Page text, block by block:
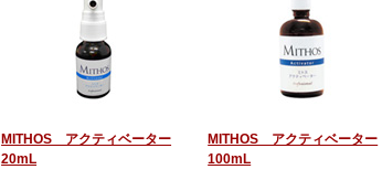
MITHOS アクティベーター
20mL
MITHOS アクティベーター
100mL